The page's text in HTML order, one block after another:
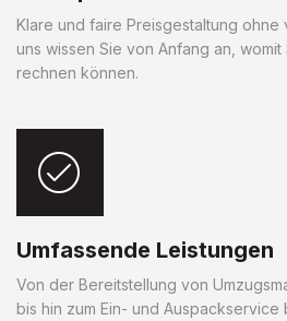
Klare und faire Preisgestaltung ohne
uns wissen Sie von Anfang an, womit
rechnen können.
Umfassende Leistungen
Von der Bereitstellung von
bis hin zum Ein- und